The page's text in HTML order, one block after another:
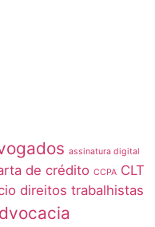
assinatura digital
de crédito CCPA CLT
direitos trabalhistas